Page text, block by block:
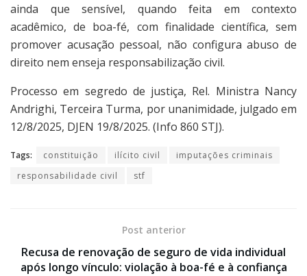
ainda que sensível, quando feita em contexto
acadêmico, de boa-fé, com finalidade científica, sem
promover acusação pessoal, não configura abuso de
direito nem enseja responsabilização civil.
Processo em segredo de justiça, Rel. Ministra Nancy
Andrighi, Terceira Turma, por unanimidade, julgado em
12/8/2025, DJEN 19/8/2025. (Info 860 STJ).
Tags: constituição ilícito civil
imputações criminais
responsabilidade civil
stf
Post anterior
Recusa de renovação de seguro de vida individual
após longo vínculo: violação à boa-fé e à confiança